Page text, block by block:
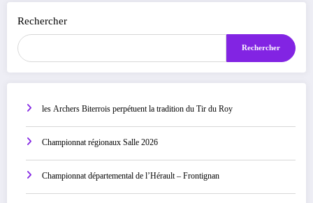
Rechercher
Rechercher
les Archers Biterrois perpétuent la tradition du Tir du Roy
Championnat régionaux Salle 2026
Championnat départemental de l’Hérault – Frontignan